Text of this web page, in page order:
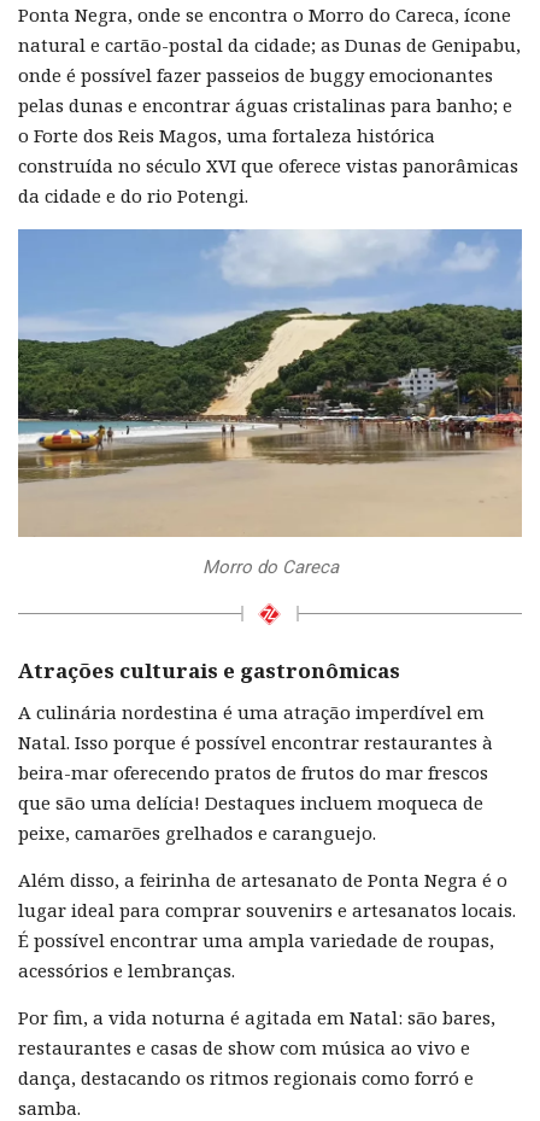
Ponta Negra, onde se encontra o Morro do Careca, ícone
natural e cartão-postal da cidade; as Dunas de Genipabu,
onde é possível fazer passeios de buggy emocionantes
pelas dunas e encontrar águas cristalinas para banho; e
o Forte dos Reis Magos, uma fortaleza histórica
construída no século XVI que oferece vistas panorâmicas
da cidade e do rio Potengi.
Morro do Careca
Atrações culturais e gastronômicas
A culinária nordestina é uma atração imperdível em
Natal. Isso porque é possível encontrar restaurantes à
beira-mar oferecendo pratos de frutos do mar frescos
que são uma delícia! Destaques incluem moqueca de
peixe, camarões grelhados e caranguejo.
Além disso, a feirinha de artesanato de Ponta Negra é o
lugar ideal para comprar souvenirs e artesanatos locais.
É possível encontrar uma ampla variedade de roupas,
acessórios e lembranças.
Por fim, a vida noturna é agitada em Natal: são bares,
restaurantes e casas de show com música ao vivo e
dança, destacando os ritmos regionais como forró e
samba.